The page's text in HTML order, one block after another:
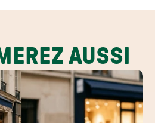
AUSSI